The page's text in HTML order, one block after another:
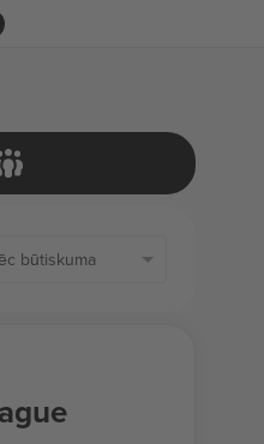
biļetes
būtiskuma